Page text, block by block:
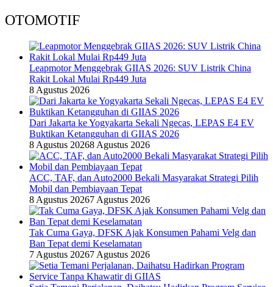
OTOMOTIF
Leapmotor Menggebrak GIIAS 2026: SUV Listrik China
Rakit Lokal Mulai Rp449 Juta
8 Agustus 2026
Dari Jakarta ke Yogyakarta Sekali Ngecas, LEPAS E4 EV
Buktikan Ketangguhan di GIIAS 2026
8 Agustus 20268 Agustus 2026
ACC, TAF, dan Auto2000 Bekali Masyarakat Strategi Pilih
Mobil dan Pembiayaan Tepat
8 Agustus 20267 Agustus 2026
Tak Cuma Gaya, DFSK Ajak Konsumen Pahami Velg dan
Ban Tepat demi Keselamatan
7 Agustus 20267 Agustus 2026